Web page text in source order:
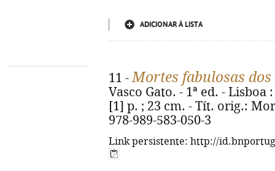
ADICIONAR À LISTA
11 -Mortes fabulosas
Vasco Gato. - 1ª ed. - Lisboa
[1] p. ; 23 cm. - Tít. orig.:
978-989-583-050-3
Link persistente: http://